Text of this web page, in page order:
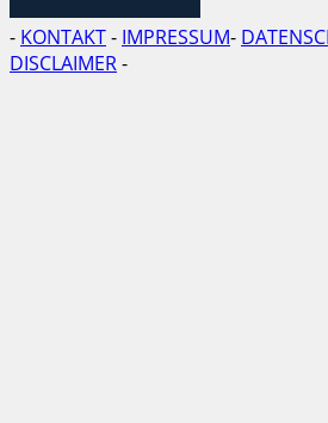
- KONTAKT- IMPRESSUM-
DISCLAIMER-